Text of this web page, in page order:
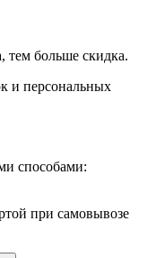
тем больше скидка.
и персональных
способами:
при самовывозе